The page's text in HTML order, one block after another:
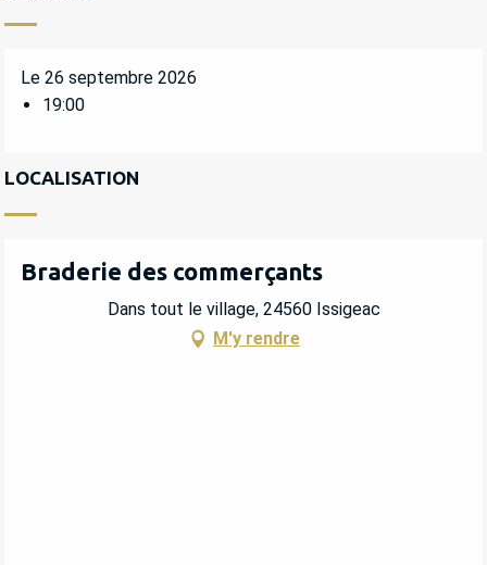
Le 26 septembre 2026
19:00
LOCALISATION
Braderie des commerçants
Dans tout le village, 24560 Issigeac
M'y rendre